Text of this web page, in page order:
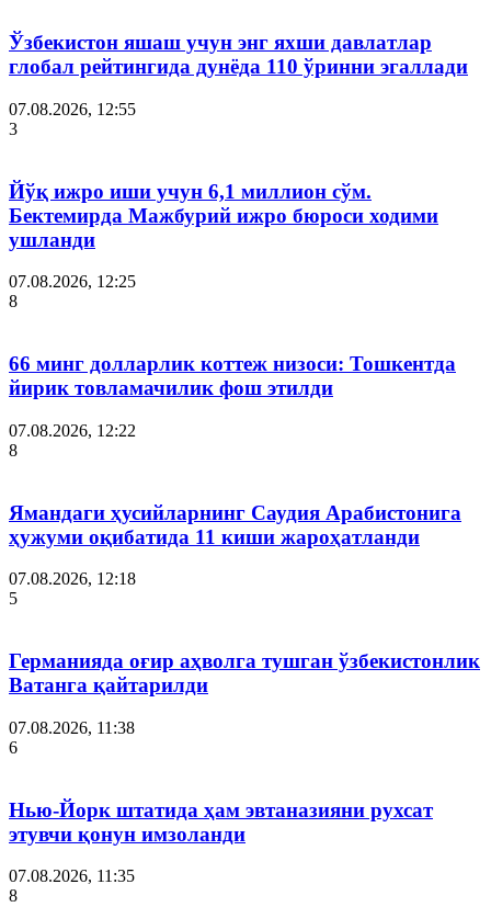
Ўзбекистон яшаш учун энг яхши давлатлар
глобал рейтингида дунёда 110 ўринни эгаллади
07.08.2026, 12:55
3
Йўқ ижро иши учун 6,1 миллион сўм.
Бектемирда Мажбурий ижро бюроси ходими
ушланди
07.08.2026, 12:25
8
66 минг долларлик коттеж низоси: Тошкентда
йирик товламачилик фош этилди
07.08.2026, 12:22
8
Ямандаги ҳусийларнинг Саудия Арабистонига
ҳужуми оқибатида 11 киши жароҳатланди
07.08.2026, 12:18
5
Германияда оғир аҳволга тушган ўзбекистонлик
Ватанга қайтарилди
07.08.2026, 11:38
6
Нью-Йорк штатида ҳам эвтаназияни рухсат
этувчи қонун имзоланди
07.08.2026, 11:35
8